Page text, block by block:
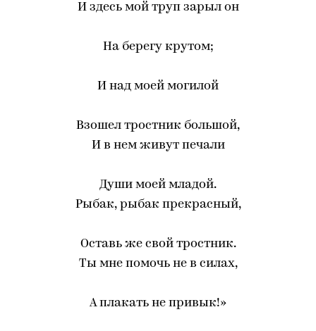
И здесь мой труп зарыл он
На берегу крутом;
И над моей могилой
Взошел тростник большой,
И в нем живут печали
Души моей младой.
Рыбак, рыбак прекрасный,
Оставь же свой тростник.
Ты мне помочь не в силах,
А плакать не привык!»